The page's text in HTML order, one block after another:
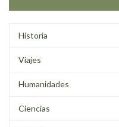
Historia
Viajes
Humanidades
Ciencias